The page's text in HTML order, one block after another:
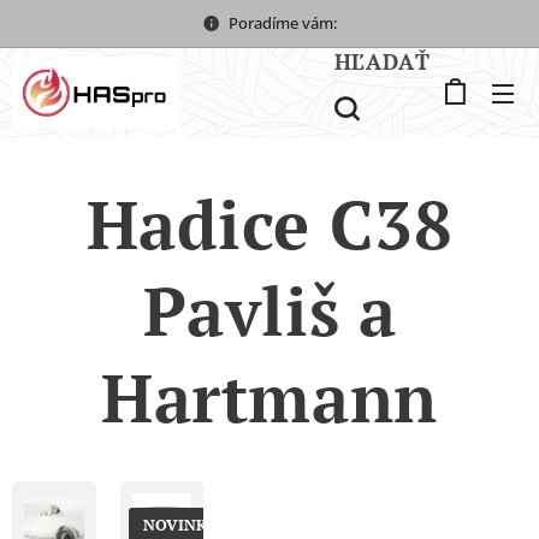
Poradíme vám:
HĽADAŤ
Hadice C38
Pavliš a
Hartmann
NOVINKA